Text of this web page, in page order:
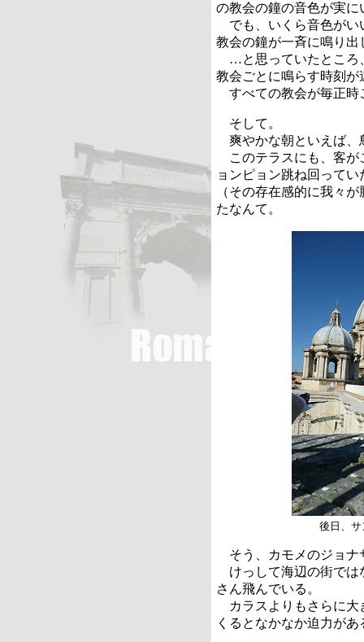
の教会の鐘の音色が実に
でも、いくら音色がい
教会の鐘が一斉に鳴り
…と思っていたところ
教会ごとに鳴らす時刻が
すべての教会が毎正時
そして。
爽やかな朝といえば、
このテラスにも、客が
ョンピョン跳ね回って
（その存在感的に我々
たなんて。
後日、
そう、カモメのジョナ
けっして海辺の街では
さん飛んでいる。
カラスよりもさらに大
くるとなかなか迫力があ